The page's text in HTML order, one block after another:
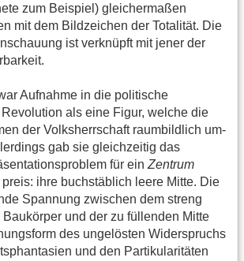
zum Beispiel) gleichermaßen
mit dem Bildzeichen der Totalität. Die
ist verknüpft mit jener der
Aufnahme in die politische
Revolution als eine Figur, welche die
der Volksherrschaft raumbildlich um-
gab sie gleichzeitig das
für ein Zentrum
ihre buchstäblich leere Mitte. Die
Spannung zwischen dem streng
und der zu füllenden Mitte
des ungelösten Widerspruchs
und den Partikularitäten